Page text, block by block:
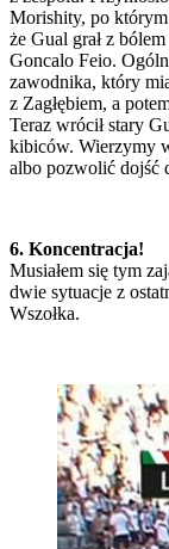
Morishity, po którym
że Gual grał z
Goncalo Feio.
zawodnika, który
z Zagłębiem, a
Teraz wrócił stary
kibiców. Wierzymy
albo pozwolić dojść
6. Koncentracja!
Musiałem się tym
dwie sytuacje z
Wszołka.